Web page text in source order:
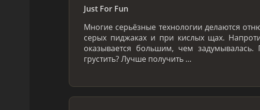
Just For Fun
Многие серьёзные технологии делаются
серых пиджаках и при кислых щах.
оказывается большим, чем задумывалась.
грустить? Лучше получить …